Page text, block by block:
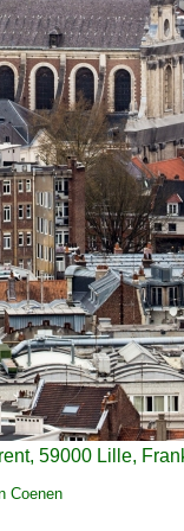
59000 Lille,
Coenen